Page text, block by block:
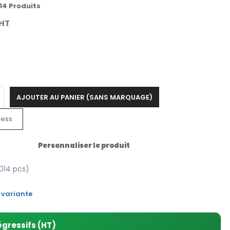
Produits
AJOUTER AU PANIER (SANS MARQUAGE)
Personnaliser le produit
pcs)
variante
(HT)